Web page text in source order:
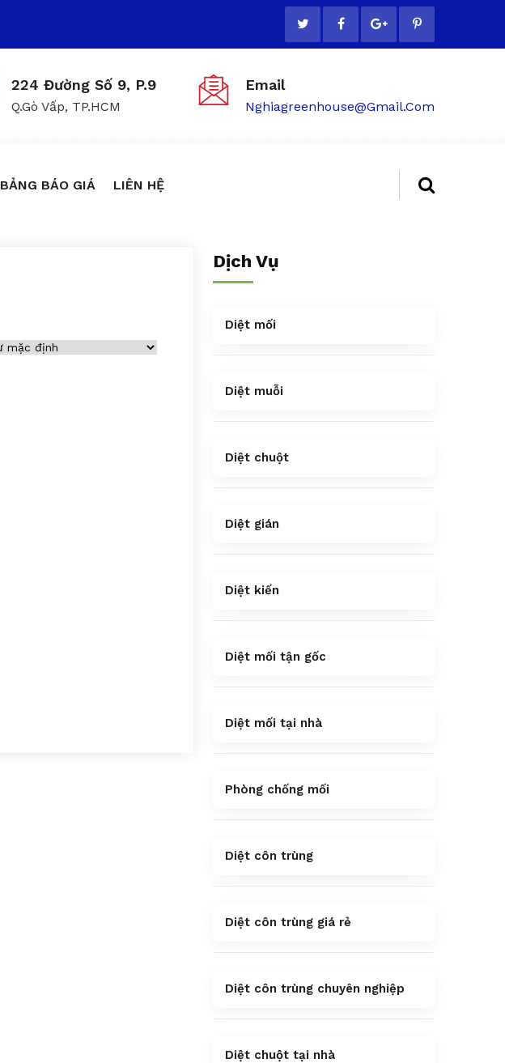
224 Đường Số 9, P.9
Q.Gò Vấp, TP.HCM
Email
Nghiagreenhouse@gmail.com
BẢNG BÁO GIÁ LIÊN HỆ
Dịch Vụ
Diệt mối
Diệt muỗi
Diệt chuột
Diệt gián
Diệt kiến
Diệt mối tận gốc
Diệt mối tại nhà
Phòng chống mối
Diệt côn trùng
Diệt côn trùng giá rẻ
Diệt côn trùng chuyên nghiệp
Diệt chuột tại nhà